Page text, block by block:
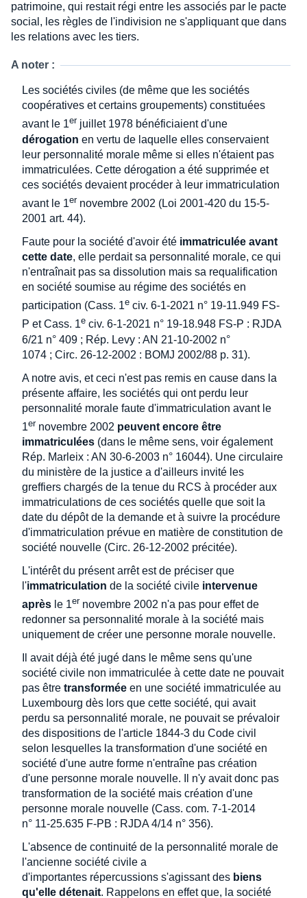
patrimoine, qui restait régi entre les associés par le pacte
social, les règles de l'indivision ne s'appliquant que dans
les relations avec les tiers.
A noter :
Les sociétés civiles (de même que les sociétés
coopératives et certains groupements) constituées
avant le 1er juillet 1978 bénéficiaient d'une
dérogation en vertu de laquelle elles conservaient
leur personnalité morale même si elles n'étaient pas
immatriculées. Cette dérogation a été supprimée et
ces sociétés devaient procéder à leur immatriculation
avant le 1er novembre 2002 (Loi 2001-420 du 15-5-
2001 art. 44).
Faute pour la société d'avoir été immatriculée avant
cette date, elle perdait sa personnalité morale, ce qui
n'entraînait pas sa dissolution mais sa requalification
en société soumise au régime des sociétés en
participation (Cass. 1e civ. 6-1-2021 n° 19-11.949 FS-
P et Cass. 1e civ. 6-1-2021 n° 19-18.948 FS-P : RJDA
6/21 n° 409 ; Rép. Levy : AN 21-10-2002 n°
1074 ; Circ. 26-12-2002 : BOMJ 2002/88 p. 31).
A notre avis, et ceci n'est pas remis en cause dans la
présente affaire, les sociétés qui ont perdu leur
personnalité morale faute d'immatriculation avant le
1er novembre 2002 peuvent encore être
immatriculées (dans le même sens, voir également
Rép. Marleix : AN 30-6-2003 n° 16044). Une circulaire
du ministère de la justice a d'ailleurs invité les
greffiers chargés de la tenue du RCS à procéder aux
immatriculations de ces sociétés quelle que soit la
date du dépôt de la demande et à suivre la procédure
d'immatriculation prévue en matière de constitution de
société nouvelle (Circ. 26-12-2002 précitée).
L'intérêt du présent arrêt est de préciser que
l'immatriculation de la société civile intervenue
après le 1er novembre 2002 n'a pas pour effet de
redonner sa personnalité morale à la société mais
uniquement de créer une personne morale nouvelle.
Il avait déjà été jugé dans le même sens qu'une
société civile non immatriculée à cette date ne pouvait
pas être transformée en une société immatriculée au
Luxembourg dès lors que cette société, qui avait
perdu sa personnalité morale, ne pouvait se prévaloir
des dispositions de l'article 1844-3 du Code civil
selon lesquelles la transformation d'une société en
société d'une autre forme n'entraîne pas création
d'une personne morale nouvelle. Il n'y avait donc pas
transformation de la société mais création d'une
personne morale nouvelle (Cass. com. 7-1-2014
n° 11-25.635 F-PB : RJDA 4/14 n° 356).
L'absence de continuité de la personnalité morale de
l'ancienne société civile a
d'importantes répercussions s'agissant des biens
qu'elle détenait. Rappelons en effet que, la société